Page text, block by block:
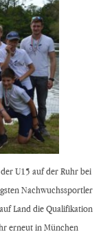
U15 auf der Ruhr bei
Nachwuchssportler
Land die Qualifikation
erneut in München